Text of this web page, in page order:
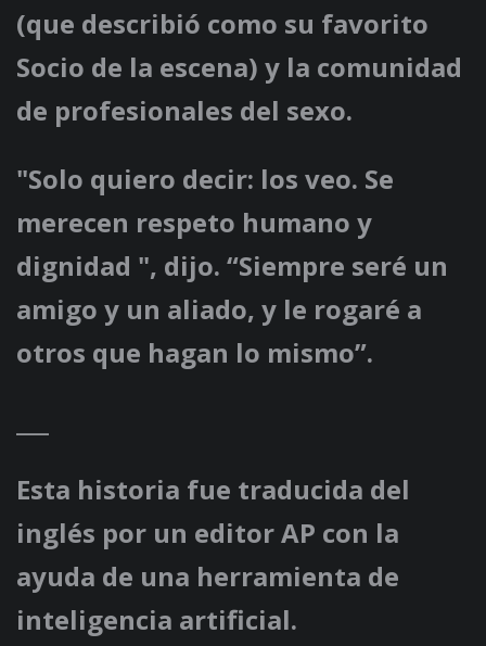
(que describió como su favorito
Socio de la escena) y la comunidad
de profesionales del sexo.
"Solo quiero decir: los veo. Se
merecen respeto humano y
dignidad ", dijo. “Siempre seré un
amigo y un aliado, y le rogaré a
otros que hagan lo mismo”.
Esta historia fue traducida del
inglés por un editor AP con la
ayuda de una herramienta de
inteligencia artificial.